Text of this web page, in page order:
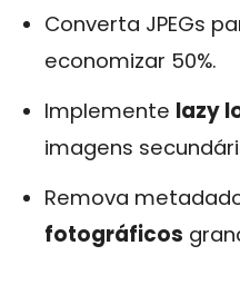
Converta JPEGs
economizar 50%.
Implemente lazy
imagens
Remova
fotográficos